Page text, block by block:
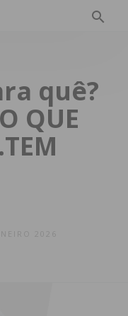
quê?
QUE
2026